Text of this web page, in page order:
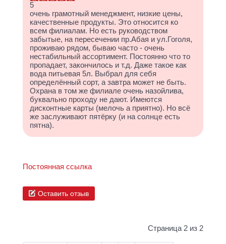
5
очень грамотный менеджмент, низкие цены,
качественные продукты. Это относится ко
всем филиалам. Но есть руководством
забытые, на пересечении пр.Абая и ул.Гоголя,
проживаю рядом, бываю часто - очень
нестабильный ассортимент. Постоянно что то
пропадает, закончилось и т.д. Даже такое как
вода питьевая 5л. Выбрал для себя
определённый сорт, а завтра может не быть.
Охрана в том же филиале очень назойлива,
буквально проходу не дают. Имеются
дисконтные карты (мелочь а приятно). Но всё
же заслуживают пятёрку (и на солнце есть
пятна).
Постоянная ссылка
Оставить отзыв
Страница 2 из 2